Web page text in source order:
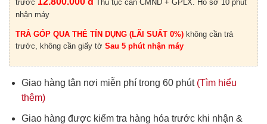
trước
Thủ tục cần CMND + GPLX. Hồ sơ 10 phút
nhận máy
TRẢ GÓP QUA THẺ TÍN DỤNG (LÃI SUẤT 0%) không cần trả
trước, không cần giấy tờ Sau 5 phút nhận máy
Giao hàng tận nơi miễn phí trong 60 phút (Tìm hiểu
thêm)
Giao hàng được kiểm tra hàng hóa trước khi nhận &